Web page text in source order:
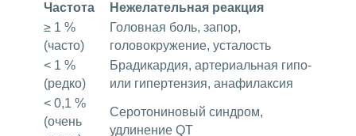
Частота
Нежелательная реакция
≥ 1 %
(часто)
Головная боль, запор,
головокружение, усталость
< 1 %
(редко)
Брадикардия, артериальная гипо-
или гипертензия, анафилаксия
< 0,1 %
(очень
Серотониновый синдром,
удлинение QT